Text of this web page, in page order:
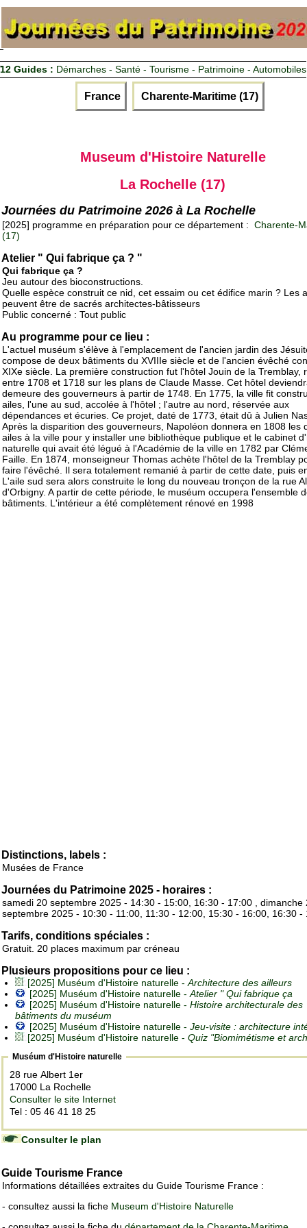
12 Guides : Démarches - Santé - Tourisme - Patrimoine - Automobiles
France Charente-Maritime (17)
Museum d'Histoire Naturelle
La Rochelle (17)
Journées du Patrimoine 2026 à La Rochelle
[2025] programme en préparation pour ce département : Charente-
(17)
Atelier " Qui fabrique ça ? "
Qui fabrique ça ?
Jeu autour des bioconstructions.
Quelle espèce construit ce nid, cet essaim ou cet édifice marin ? Les
peuvent être de sacrés architectes-bâtisseurs
Public concerné : Tout public
Au programme pour ce lieu :
L'actuel muséum s'élève à l'emplacement de l'ancien jardin des
compose de deux bâtiments du XVIIIe siècle et de l'ancien évêché
XIXe siècle. La première construction fut l'hôtel Jouin de la Tremblay,
entre 1708 et 1718 sur les plans de Claude Masse. Cet hôtel
demeure des gouverneurs à partir de 1748. En 1775, la ville fit
ailes, l'une au sud, accolée à l'hôtel ; l'autre au nord, réservée aux
dépendances et écuries. Ce projet, daté de 1773, était dû à Julien
Après la disparition des gouverneurs, Napoléon donnera en 1808 les
ailes à la ville pour y installer une bibliothèque publique et le cabinet
naturelle qui avait été légué à l'Académie de la ville en 1782 par
Faille. En 1874, monseigneur Thomas achète l'hôtel de la Tremblay
faire l'évêché. Il sera totalement remanié à partir de cette date, puis
L'aile sud sera alors construite le long du nouveau tronçon de la rue
d'Orbigny. A partir de cette période, le muséum occupera l'ensemble
bâtiments. L'intérieur a été complètement rénové en 1998
Distinctions, labels :
Musées de France
Journées du Patrimoine 2025 - horaires :
samedi 20 septembre 2025 - 14:30 - 15:00, 16:30 - 17:00 , dimanche
septembre 2025 - 10:30 - 11:00, 11:30 - 12:00, 15:30 - 16:00, 16:30 -
Tarifs, conditions spéciales :
Gratuit. 20 places maximum par créneau
Plusieurs propositions pour ce lieu :
[2025] Muséum d'Histoire naturelle -Architecture des ailleurs
[2025] Muséum d'Histoire naturelle -Atelier " Qui fabrique ça
[2025] Muséum d'Histoire naturelle - Histoire architecturale des
bâtiments du muséum
[2025] Muséum d'Histoire naturelle - Jeu-visite : architecture
[2025] Muséum d'Histoire naturelle - Quiz "Biomimétisme et
Muséum d'Histoire naturelle
28 rue Albert 1er
17000 La Rochelle
Consulter le site Internet
Tel : 05 46 41 18 25
Consulter le plan
Guide Tourisme France
Informations détaillées extraites du Guide Tourisme France :
- consultez aussi la fiche Museum d'Histoire Naturelle